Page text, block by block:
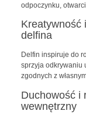
odpoczynku,
Kreatywność
delfina
Delfin inspiruje do
sprzyja odkrywaniu
zgodnych z
Duchowość i
wewnętrzny